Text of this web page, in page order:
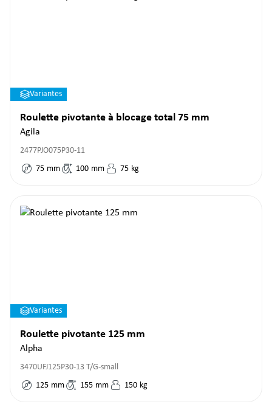
Variantes
Roulette pivotante à blocage total 75 mm
Agila
2477PJO075P30-11
75 mm 100 mm 75 kg
Variantes
Roulette pivotante 125 mm
Alpha
3470UFJ125P30-13 T/G-small
125 mm 155 mm 150 kg